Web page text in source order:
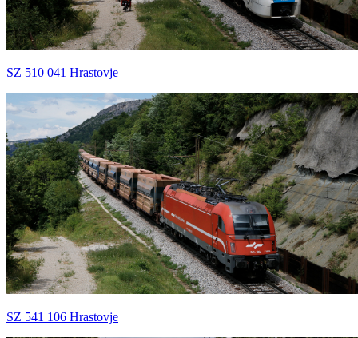
SZ 510 041 Hrastovje
SZ 541 106 Hrastovje